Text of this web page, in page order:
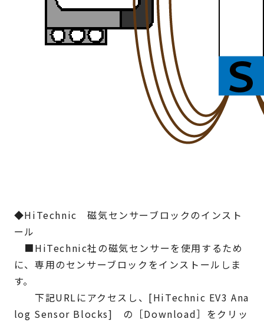
◆HiTechnic 磁気センサーブロックのインスト
ール
■HiTechnic社の磁気センサーを使用するため
に、専用のセンサーブロックをインストールしま
す。
下記URLにアクセスし、[HiTechnic EV3 Ana
log Sensor Blocks] の［Download］をクリッ